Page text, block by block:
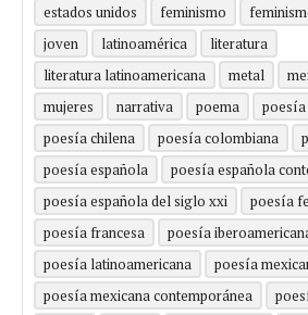
estados unidos
feminismo
joven
latinoamérica
literatura
literatura latinoamericana
metal
mujeres
narrativa poema poesía
poesía chilena
poesía colombiana
poesía española
poesía española
poesía española del siglo xxi
poesía
poesía francesa
poesía
poesía latinoamericana
poesía
poesía mexicana contemporánea